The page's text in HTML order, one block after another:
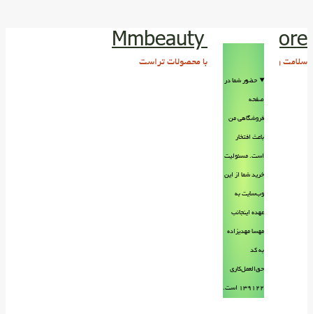
Mmbeauty Trust store
سلامت و زیبایی پوست و مو با محصولات تراست
حضور شما در
صفحه
فروشگاهی من
باعث افتخار
است. مسئولیت
خرید شما از این
وب‌سایت به
عهده اینجانب
مهسا مهدیزاده
به کد
حق‌العمل‌کاری
۱۳۹۱۲۲ است.